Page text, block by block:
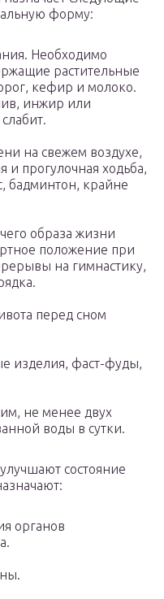
форму:
Необходимо
растительные
кефир и молоко.
инжир или
на свежем воздухе,
и прогулочная ходьба,
бадминтон, крайне
образа жизни
положение при
на гимнастику,
перед сном
изделия, фаст-фуды,
не менее двух
воды в сутки.
состояние
органов